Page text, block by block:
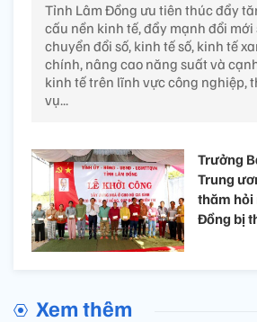
Tỉnh Lâm Đồng ưu tiên thúc đẩy
cấu nền kinh tế, đẩy mạnh đổi mới
chuyển đổi số, kinh tế số, kinh tế
chính, nâng cao năng suất và
kinh tế trên lĩnh vực công nghiệp,
vụ...
Trưởng
Trung
thăm hỏi
Đồng bị
Xem thêm